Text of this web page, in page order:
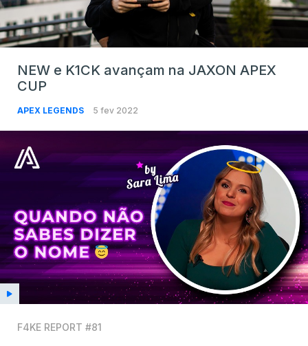
NEW e K1CK avançam na JAXON APEX
CUP
APEX LEGENDS 5 fev 2022
F4KE REPORT #81